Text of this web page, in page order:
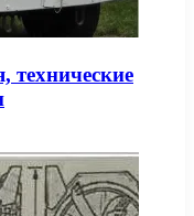
технические